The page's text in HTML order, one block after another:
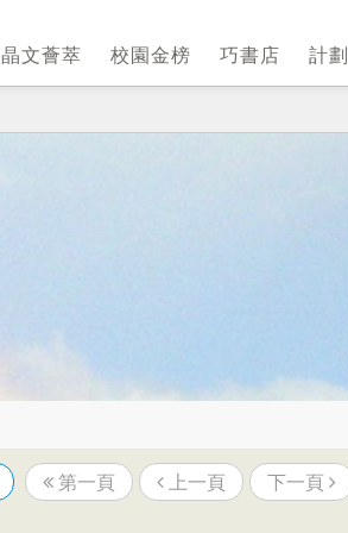
晶文薈萃 校園金榜 巧書店 計劃
第一頁 上一頁 下一頁